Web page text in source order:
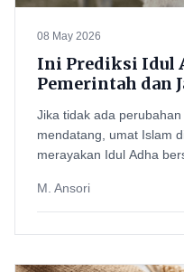
08 May 2026
Ini Prediksi Idul
Pemerintah dan
Jika tidak ada
mendatang, umat Islam
merayakan Idul Adha
M. Ansori